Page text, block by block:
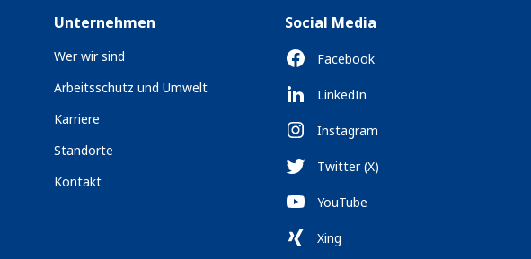
Unternehmen
Wer wir sind
Arbeitsschutz und Umwelt
Karriere
Standorte
Kontakt
Social Media
Facebook
LinkedIn
Instagram
Twitter (X)
YouTube
Xing